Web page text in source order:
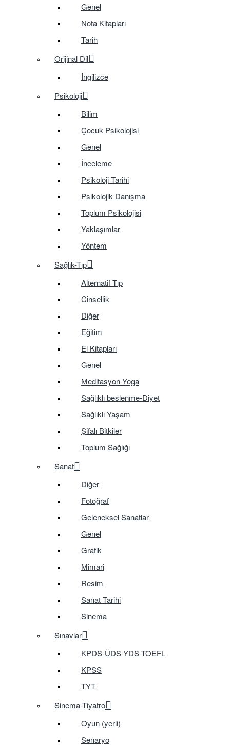
Genel
Nota Kitapları
Tarih
Orijinal Dil
İngilizce
Psikoloji
Bilim
Çocuk Psikolojisi
Genel
İnceleme
Psikoloji Tarihi
Psikolojik Danışma
Toplum Psikolojisi
Yaklaşımlar
Yöntem
Sağlık-Tıp
Alternatif Tıp
Cinsellik
Diğer
Eğitim
El Kitapları
Genel
Meditasyon-Yoga
Sağlıklı beslenme-Diyet
Sağlıklı Yaşam
Şifalı Bitkiler
Toplum Sağlığı
Sanat
Diğer
Fotoğraf
Geleneksel Sanatlar
Genel
Grafik
Mimari
Resim
Sanat Tarihi
Sinema
Sınavlar
KPDS-ÜDS-YDS-TOEFL
KPSS
TYT
Sinema-Tiyatro
Oyun (yerli)
Senaryo